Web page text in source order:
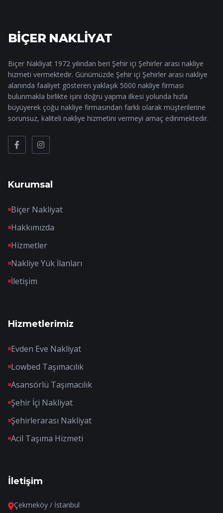
BİÇER NAKLİYAT
Biçer Nakliyat 1972 yılından beri Şehir içi Şehirler arası nakliye
hizmeti vermektedir. Günümüzde Şehir içi Şehirler arası nakliye
alanında faaliyet gösteren yaklaşık 5000 nakliye firması
bulunmakla birlikte işini doğru yapma ilkesi yolunda hızla
büyüyerek çoğu nakliye firmasından farklı olarak müşterilerine
sorunsuz, kaliteli nakliye hizmetini vermeyi amaç edinmektedir.
Kurumsal
Biçer Nakliyat
Hakkımızda
Hizmetler
Nakliye Yük İlanları
İletişim
Hizmetlerimiz
Evden Eve Nakliyat
Lowbed Taşımacılık
Asansörlü Taşımacılık
Şehir İçi Nakliyat
Şehirlerarası Nakliyat
Acil Taşıma Hizmeti
İletişim
Çekmeköy / İstanbul